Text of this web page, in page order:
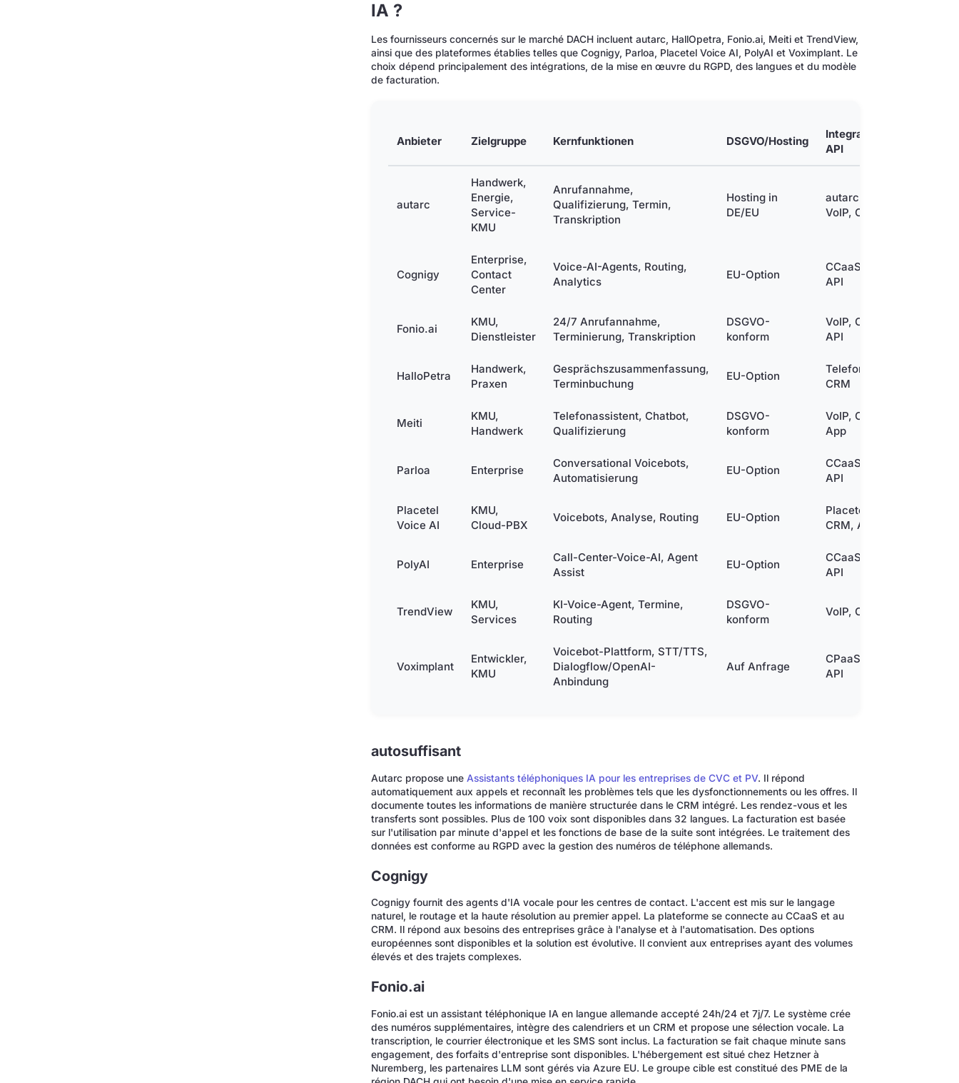
IA ?
Les fournisseurs concernés sur le marché DACH incluent autarc, HallOpetra, Fonio.ai, Meiti et TrendView,
ainsi que des plateformes établies telles que Cognigy, Parloa, Placetel Voice AI, PolyAI et Voximplant. Le
choix dépend principalement des intégrations, de la mise en œuvre du RGPD, des langues et du modèle
de facturation.
Anbieter Zielgruppe Kernfunktionen DSGVO/Hosting
Integrationen /
API
autarc
Handwerk,
Energie,
Service-
KMU
Anrufannahme,
Qualifizierung, Termin,
Transkription
Hosting in
DE/EU
autarc-App,
VoIP, CRM
Cognigy
Enterprise,
Contact
Center
Voice-AI-Agents, Routing,
Analytics
EU-Option
CCaaS, CRM,
API
Fonio.ai
KMU,
Dienstleister
24/7 Anrufannahme,
Terminierung, Transkription
DSGVO-
konform
VoIP, CRM,
API
HalloPetra
Handwerk,
Praxen
Gesprächszusammenfassung,
Terminbuchung
EU-Option
Telefonanlage,
CRM
Meiti
KMU,
Handwerk
Telefonassistent, Chatbot,
Qualifizierung
DSGVO-
konform
VoIP, CRM,
App
Parloa Enterprise
Conversational Voicebots,
Automatisierung
EU-Option
CCaaS, CRM,
API
Placetel
Voice AI
KMU,
Cloud-PBX
Voicebots, Analyse, Routing EU-Option
Placetel-PBX,
CRM, API
PolyAI Enterprise
Call-Center-Voice-AI, Agent
Assist
EU-Option
CCaaS, CRM,
API
TrendView
KMU,
Services
KI-Voice-Agent, Termine,
Routing
DSGVO-
konform
VoIP, CRM
Voximplant
Entwickler,
KMU
Voicebot-Plattform, STT/TTS,
Dialogflow/OpenAI-
Anbindung
Auf Anfrage
CPaaS, SDKs,
API
autosuffisant
Autarc propose une Assistants téléphoniques IA pour les entreprises de CVC et PV. Il répond
automatiquement aux appels et reconnaît les problèmes tels que les dysfonctionnements ou les offres. Il
documente toutes les informations de manière structurée dans le CRM intégré. Les rendez-vous et les
transferts sont possibles. Plus de 100 voix sont disponibles dans 32 langues. La facturation est basée
sur l'utilisation par minute d'appel et les fonctions de base de la suite sont intégrées. Le traitement des
données est conforme au RGPD avec la gestion des numéros de téléphone allemands.
Cognigy
Cognigy fournit des agents d'IA vocale pour les centres de contact. L'accent est mis sur le langage
naturel, le routage et la haute résolution au premier appel. La plateforme se connecte au CCaaS et au
CRM. Il répond aux besoins des entreprises grâce à l'analyse et à l'automatisation. Des options
européennes sont disponibles et la solution est évolutive. Il convient aux entreprises ayant des volumes
élevés et des trajets complexes.
Fonio.ai
Fonio.ai est un assistant téléphonique IA en langue allemande accepté 24h/24 et 7j/7. Le système crée
des numéros supplémentaires, intègre des calendriers et un CRM et propose une sélection vocale. La
transcription, le courrier électronique et les SMS sont inclus. La facturation se fait chaque minute sans
engagement, des forfaits d'entreprise sont disponibles. L'hébergement est situé chez Hetzner à
Nuremberg, les partenaires LLM sont gérés via Azure EU. Le groupe cible est constitué des PME de la